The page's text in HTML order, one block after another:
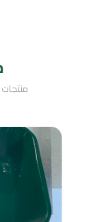
منتجات